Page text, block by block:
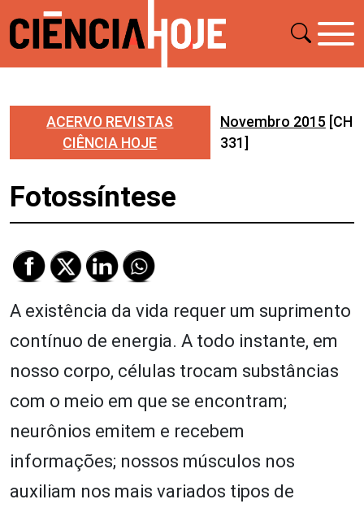
ACERVO REVISTAS
CIÊNCIA HOJE
Novembro 2015 [CH
331]
Fotossíntese
A existência da vida requer um suprimento
contínuo de energia. A todo instante, em
nosso corpo, células trocam substâncias
com o meio em que se encontram;
neurônios emitem e recebem
informações; nossos músculos nos
auxiliam nos mais variados tipos de